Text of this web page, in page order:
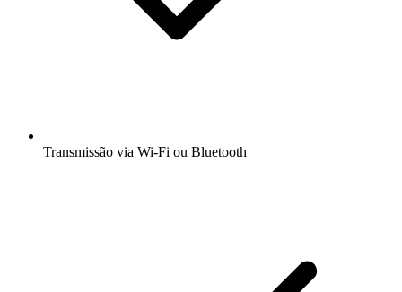
Transmissão via Wi-Fi ou Bluetooth